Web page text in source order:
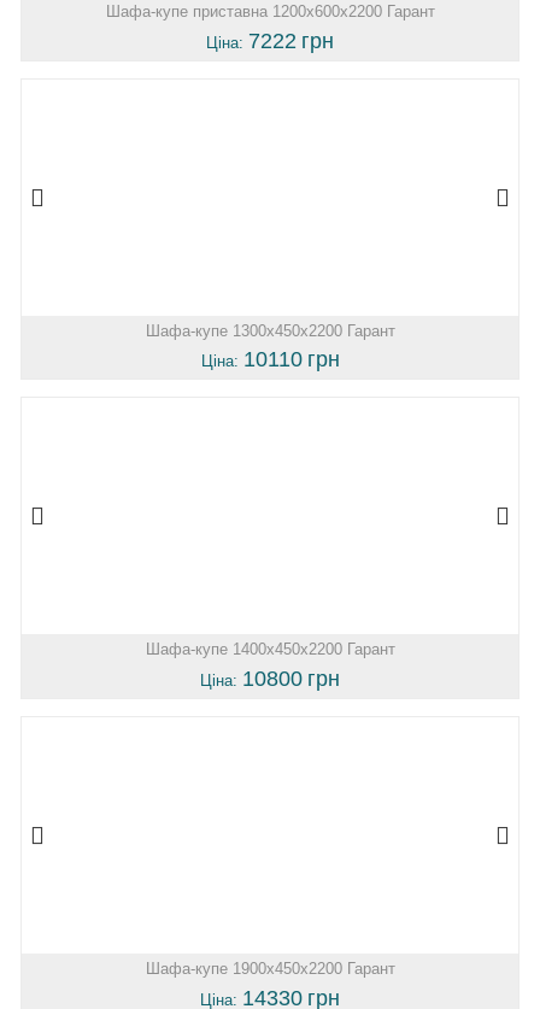
Шафа-купе приставна 1200х600х2200 Гарант
Ціна: 7222 грн
Шафа-купе 1300х450х2200 Гарант
Ціна: 10110 грн
Шафа-купе 1400х450х2200 Гарант
Ціна: 10800 грн
Шафа-купе 1900х450х2200 Гарант
Ціна: 14330 грн